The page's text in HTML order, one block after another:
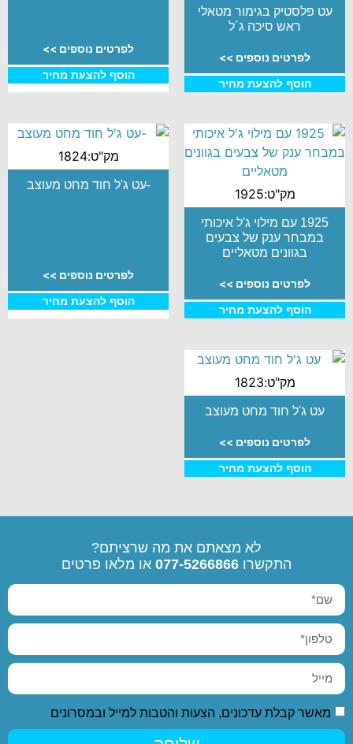
עט פלסטיק בגימור מטאלי
ראש סיכה ג´ל
לפרטים נוספים >>
הוסף להצעת מחיר
לפרטים נוספים >>
הוסף להצעת מחיר
מק"ט:1925
1925 עם מילוי ג'ל איכותי
במבחר ענק של צבעים
בגוונים מטאליים
לפרטים נוספים >>
הוסף להצעת מחיר
מק"ט:1824
-עט ג'ל חוד מחט מעוצב
לפרטים נוספים >>
הוסף להצעת מחיר
מק"ט:1823
עט ג'ל חוד מחט מעוצב
לפרטים נוספים >>
הוסף להצעת מחיר
לא מצאתם את מה שרציתם?
התקשרו 077-5266866 או מלאו פרטים
מאשר קבלת עדכונים, הצעות והטבות למייל ובמסרונים